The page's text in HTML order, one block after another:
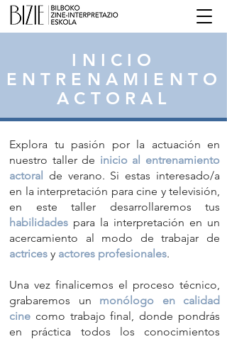
INICIO
ENTRENAMIENTO
ACTORAL
Explora tu pasión por la actuación en
nuestro taller de inicio al entrenamiento
actoral de verano. Si estas interesado/a
en la interpretación para cine y televisión,
en este taller desarrollaremos tus
habilidades para la interpretación en un
acercamiento al modo de trabajar de
actrices y actores profesionales.
Una vez finalicemos el proceso técnico,
grabaremos un monólogo en calidad
cine como trabajo final, donde pondrás
en práctica todos los conocimientos